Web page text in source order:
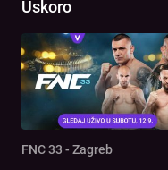
Uskoro
FNC 33 - Zagreb